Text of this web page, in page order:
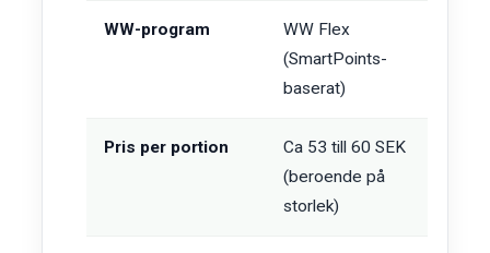
WW-program
WW Flex
(SmartPoints-
baserat)
Pris per portion
Ca 53 till 60 SEK
(beroende på
storlek)